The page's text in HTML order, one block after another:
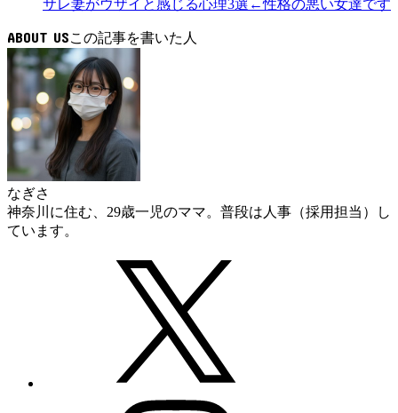
サレ妻がウザイと感じる心理3選←性格の悪い女達です
ABOUT US
なぎさ
神奈川に住む、29歳一児のママ。普段は人事（採用担当）し
ています。